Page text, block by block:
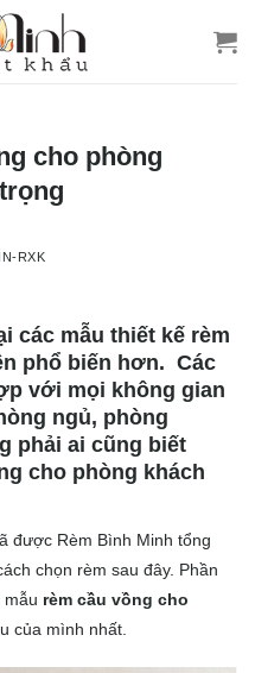
cho phòng
RXK
các mẫu thiết kế rèm
phổ biến hơn. Các
với mọi không gian
ngủ, phòng
phải ai cũng biết
cho phòng khách
được Rèm Bình Minh tổng
chọn rèm sau đây. Phần
mẫu rèm cầu vồng cho
của mình nhất.